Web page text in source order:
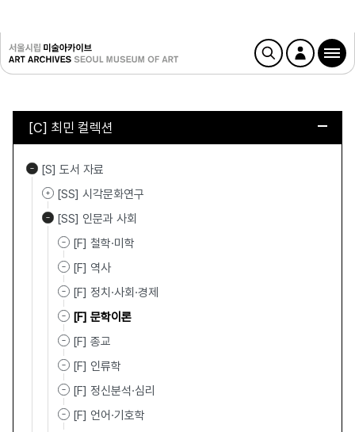
[C] 최민 컬렉션
[S] 도서 자료
[SS] 시각문화연구
[SS] 인문과 사회
[F] 철학·미학
[F] 역사
[F] 정치·사회·경제
[F] 문학이론
[F] 종교
[F] 인류학
[F] 정신분석·심리
[F] 언어·기호학